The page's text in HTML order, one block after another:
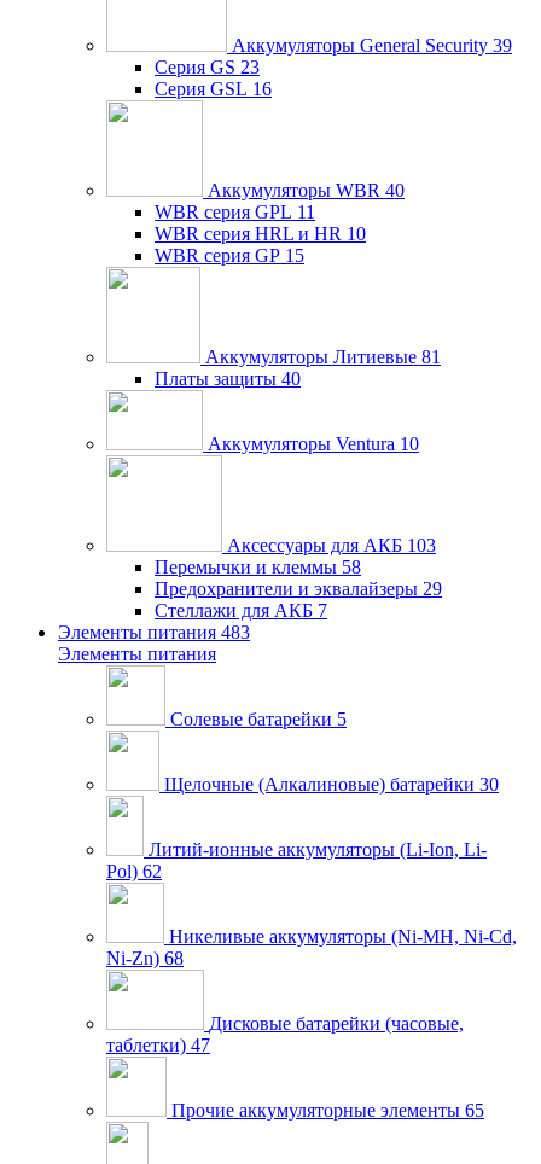
Аккумуляторы General Security 39
Серия GS 23
Серия GSL 16
Аккумуляторы WBR 40
WBR серия GPL 11
WBR серия HRL и HR 10
WBR серия GP 15
Аккумуляторы Литиевые 81
Платы защиты 40
Аккумуляторы Ventura 10
Аксессуары для АКБ 103
Перемычки и клеммы 58
Предохранители и эквалайзеры 29
Стеллажи для АКБ 7
Элементы питания 483
Элементы питания
Солевые батарейки 5
Щелочные (Алкалиновые) батарейки 30
Литий-ионные аккумуляторы (Li-Ion, Li-
Pol) 62
Никеливые аккумуляторы (Ni-MH, Ni-Cd,
Ni-Zn) 68
Дисковые батарейки (часовые,
таблетки) 47
Прочие аккумуляторные элементы 65